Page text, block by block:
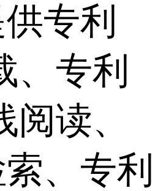
专利
、专利
读、
、专利